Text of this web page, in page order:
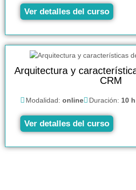
Ver detalles del curso
Arquitectura y
CRM
Modalidad: online Duración: 10 h
Ver detalles del curso